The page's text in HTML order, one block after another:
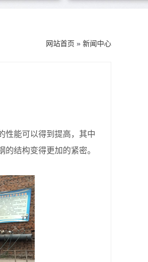
网站首页 » 新闻中心
性能可以得到提高，其中
结构变得更加的紧密。